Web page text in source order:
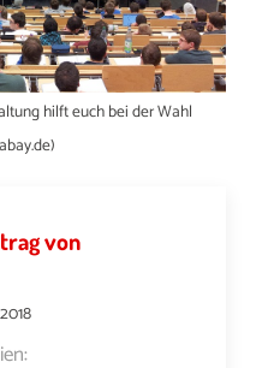
hilft euch bei der Wahl
von